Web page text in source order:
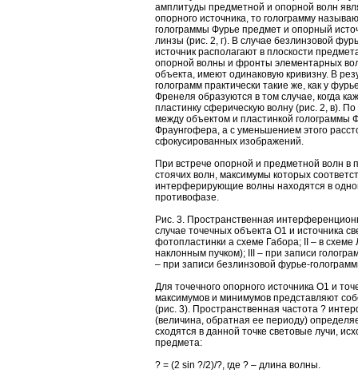
амплитуды предметной и опорной волн
опорного источника, то голограмму
голограммы Фурье предмет и опорный
линзы (рис. 2, г). В случае безлинзовой
источник располагают в плоскости
опорной волны и фронты элементарных
объекта, имеют одинаковую кривизну. В
голограмм практически такие же, как у
Френеля образуются в том случае, когда
пластинку сферическую волну (рис. 2, в).
между объектом и пластинкой голограммы
Фраунгофера, а с уменьшением этого
сфокусированных изображений.
При встрече опорной и предметной волн в
стоячих волн, максимумы которых
интерферирующие волны находятся в
противофазе.
Рис. 3. Пространственная
случае точечных объекта О1 и источника
фотопластинки а схеме Габора; II – в схеме
наклонным пучком); III – при записи
– при записи безлинзовой фурье-
Для точечного опорного источника О1 и
максимумов и минимумов представляют
(рис. 3). Пространственная частота ?
(величина, обратная ее периоду)
сходятся в данной точке световые лучи,
предмета:
? = (2 sin ?/2)/?, где ? – длина волны.